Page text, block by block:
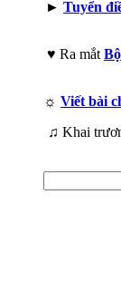
► Tuyển
♥ Ra mắt
☼ Viết bài
♫ Khai